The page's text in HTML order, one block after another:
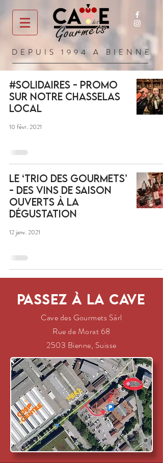
DEPUIS 1994 A BIENNE
#solidaires - Promo
sur notre Chasselas
local
10 févr. 2021
Le ‘Trio des Gourmets’
- Des vins de saison
ouverts à la
dégustation
12 janv. 2021
Passez à la cave
Cave des Gourmets Sàrl
Rue de Morat 68
2503 Bienne, Suisse